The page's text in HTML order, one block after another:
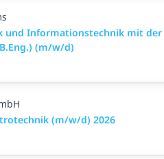
und Informationstechnik mit der
(m/w/d)
(m/w/d) 2026